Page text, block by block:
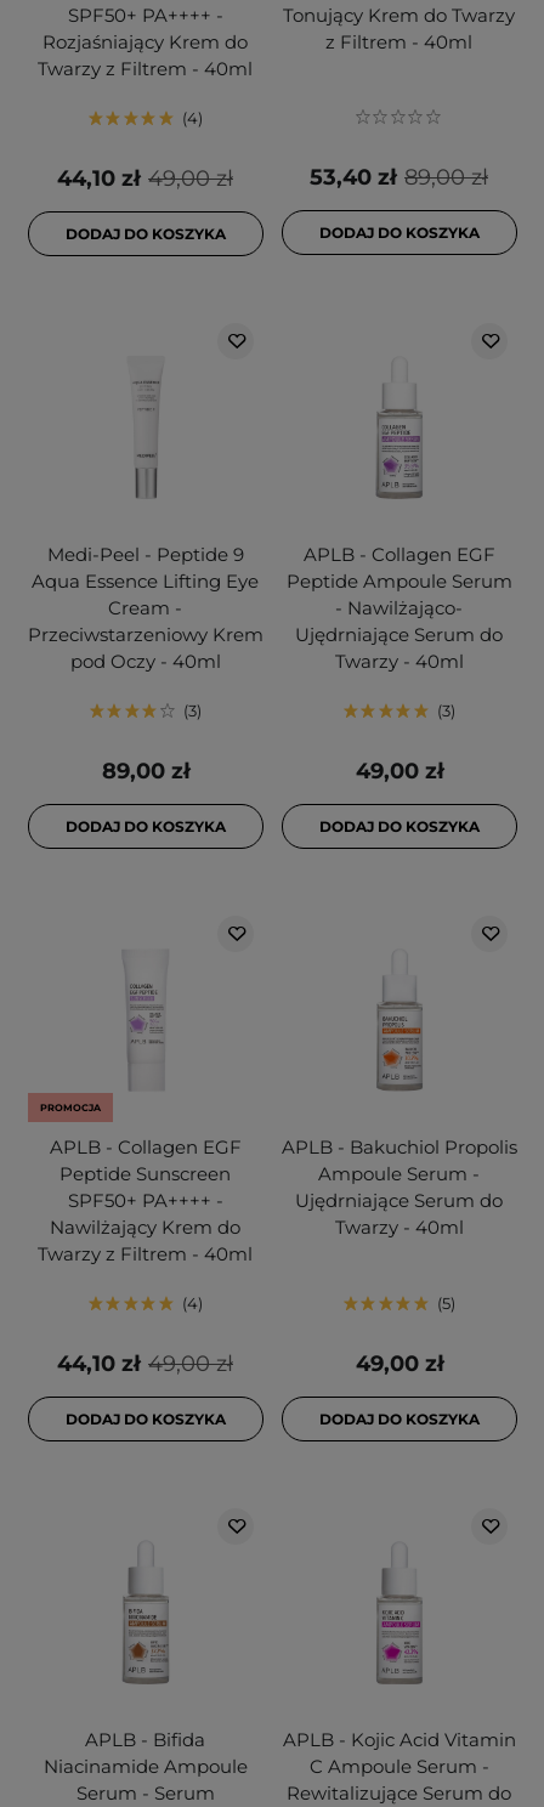
SPF50+ PA++++ -
Rozjaśniający Krem do
Twarzy z Filtrem - 40ml
4
49,00 zł
44,10 zł
DODAJ DO KOSZYKA
Tonujący Krem do Twarzy
z Filtrem - 40ml
89,00 zł
53,40 zł
DODAJ DO KOSZYKA
Medi-Peel - Peptide 9
Aqua Essence Lifting Eye
Cream -
Przeciwstarzeniowy Krem
pod Oczy - 40ml
3
89,00 zł
DODAJ DO KOSZYKA
APLB - Collagen EGF
Peptide Ampoule Serum
- Nawilżająco-
Ujędrniające Serum do
Twarzy - 40ml
3
49,00 zł
DODAJ DO KOSZYKA
PROMOCJA
APLB - Collagen EGF
Peptide Sunscreen
SPF50+ PA++++ -
Nawilżający Krem do
Twarzy z Filtrem - 40ml
4
49,00 zł
44,10 zł
DODAJ DO KOSZYKA
APLB - Bakuchiol Propolis
Ampoule Serum -
Ujędrniające Serum do
Twarzy - 40ml
5
49,00 zł
DODAJ DO KOSZYKA
APLB - Bifida
Niacinamide Ampoule
Serum - Serum
APLB - Kojic Acid Vitamin
C Ampoule Serum -
Rewitalizujące Serum do